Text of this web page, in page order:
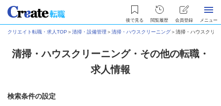
後で見る 閲覧履歴 会員登録 メニュー
クリエイト転職・求人TOP ＞清掃・設備管理 ＞清掃・ハウスクリーニング＞清掃・ハウスクリ
清掃・ハウスクリーニング・その他の転職・
求人情報
検索条件の設定